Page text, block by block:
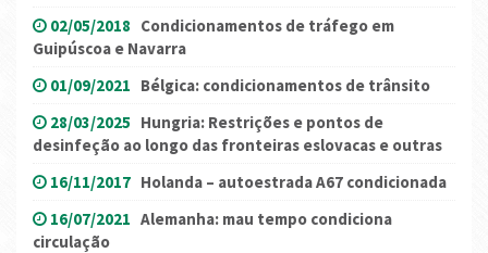
02/05/2018 Condicionamentos de tráfego em
Guipúscoa e Navarra
01/09/2021 Bélgica: condicionamentos de trânsito
28/03/2025 Hungria: Restrições e pontos de
desinfeção ao longo das fronteiras eslovacas e outras
16/11/2017 Holanda – autoestrada A67 condicionada
16/07/2021 Alemanha: mau tempo condiciona
circulação